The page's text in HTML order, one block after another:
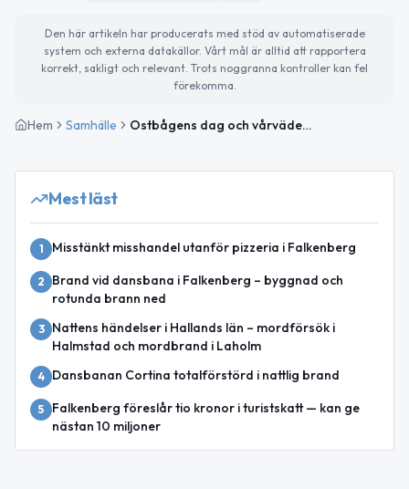
Den här artikeln har producerats med stöd av automatiserade
system och externa datakällor. Vårt mål är alltid att rapportera
korrekt, sakligt och relevant. Trots noggranna kontroller kan fel
förekomma.
Hem Samhälle Ostbågens dag och vårväder – så ser torsdagen ut
Mest läst
1 Misstänkt misshandel utanför pizzeria i Falkenberg
2
Brand vid dansbana i Falkenberg – byggnad och
rotunda brann ned
3
Nattens händelser i Hallands län – mordförsök i
Halmstad och mordbrand i Laholm
4 Dansbanan Cortina totalförstörd i nattlig brand
5
Falkenberg föreslår tio kronor i turistskatt — kan ge
nästan 10 miljoner